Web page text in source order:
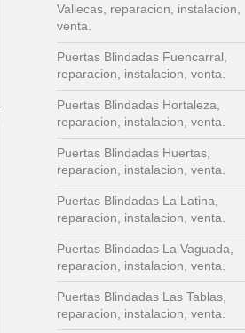
Vallecas, reparacion, instalacion,
venta.
Puertas Blindadas Fuencarral,
reparacion, instalacion, venta.
Puertas Blindadas Hortaleza,
reparacion, instalacion, venta.
Puertas Blindadas Huertas,
reparacion, instalacion, venta.
Puertas Blindadas La Latina,
reparacion, instalacion, venta.
Puertas Blindadas La Vaguada,
reparacion, instalacion, venta.
Puertas Blindadas Las Tablas,
reparacion, instalacion, venta.